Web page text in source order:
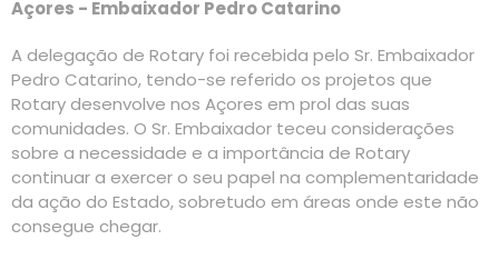
Açores - Embaixador Pedro Catarino
A delegação de Rotary foi recebida pelo Sr. Embaixador
Pedro Catarino, tendo-se referido os projetos que
Rotary desenvolve nos Açores em prol das suas
comunidades. O Sr. Embaixador teceu considerações
sobre a necessidade e a importância de Rotary
continuar a exercer o seu papel na complementaridade
da ação do Estado, sobretudo em áreas onde este não
consegue chegar.